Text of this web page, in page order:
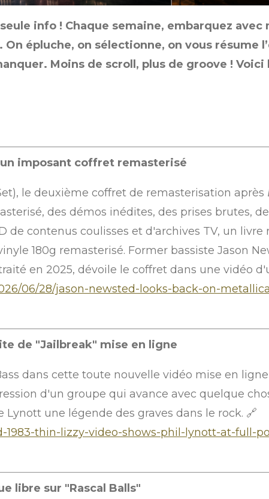
info ! Chaque semaine, embarquez avec
épluche, on sélectionne, on vous résume
Moins de scroll, plus de groove ! Voici
imposant coffret remasterisé
le deuxième coffret de remasterisation après
des démos inédites, des prises brutes,
contenus coulisses et d'archives TV, un livre
180g remasterisé. Former bassiste Jason
en 2025, dévoile le coffret dans une vidéo
06/28/jason-newsted-looks-back-on-
de "Jailbreak" mise en ligne
dans cette toute nouvelle vidéo mise en
d'un groupe qui avance avec quelque
une légende des graves dans le rock. 🔗
thin-lizzy-video-shows-phil-lynott-at-full-
libre sur "Rascal Balls"